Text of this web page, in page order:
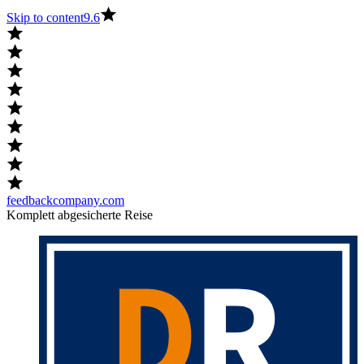
Skip to content9.6
feedbackcompany.com
Komplett abgesicherte Reise